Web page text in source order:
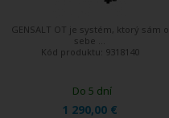
GENSALT OT je systém, ktorý sám o
sebe ...
Kód produktu: 9318140
1 290,00 €
Do 5 dní